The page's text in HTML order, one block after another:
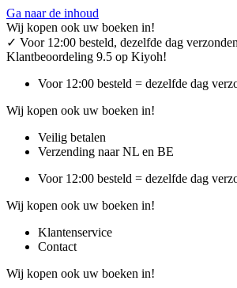
Ga naar de inhoud
Wij kopen ook uw boeken in!
✓ Voor 12:00 besteld, dezelfde dag verzonden
Klantbeoordeling 9.5 op Kiyoh!
Voor 12:00 besteld = dezelfde dag
Wij kopen ook uw boeken in!
Veilig betalen
Verzending naar NL en BE
Voor 12:00 besteld = dezelfde dag
Wij kopen ook uw boeken in!
Klantenservice
Contact
Wij kopen ook uw boeken in!